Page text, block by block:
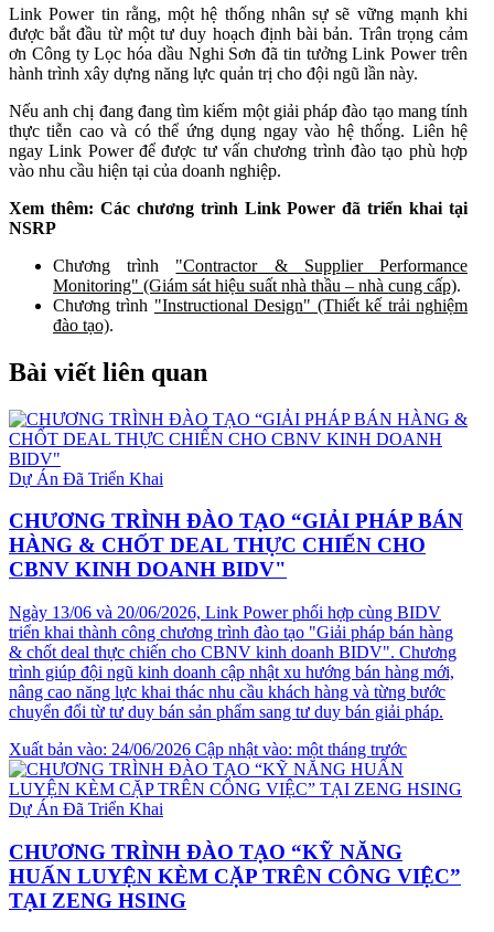
Link Power tin rằng, một hệ thống nhân sự sẽ vững mạnh khi
được bắt đầu từ một tư duy hoạch định bài bản. Trân trọng cảm
ơn Công ty Lọc hóa dầu Nghi Sơn đã tin tưởng Link Power trên
hành trình xây dựng năng lực quản trị cho đội ngũ lần này.
Nếu anh chị đang đang tìm kiếm một giải pháp đào tạo mang tính
thực tiễn cao và có thể ứng dụng ngay vào hệ thống. Liên hệ
ngay Link Power để được tư vấn chương trình đào tạo phù hợp
vào nhu cầu hiện tại của doanh nghiệp.
Xem thêm: Các chương trình Link Power đã triển khai tại
NSRP
Chương trình "Contractor & Supplier Performance
Monitoring" (Giám sát hiệu suất nhà thầu – nhà cung cấp).
Chương trình "Instructional Design" (Thiết kế trải nghiệm
đào tạo).
Bài viết liên quan
Dự Án Đã Triển Khai
CHƯƠNG TRÌNH ĐÀO TẠO “GIẢI PHÁP BÁN
HÀNG & CHỐT DEAL THỰC CHIẾN CHO
CBNV KINH DOANH BIDV"
Ngày 13/06 và 20/06/2026, Link Power phối hợp cùng BIDV
triển khai thành công chương trình đào tạo "Giải pháp bán hàng
& chốt deal thực chiến cho CBNV kinh doanh BIDV". Chương
trình giúp đội ngũ kinh doanh cập nhật xu hướng bán hàng mới,
nâng cao năng lực khai thác nhu cầu khách hàng và từng bước
chuyển đổi từ tư duy bán sản phẩm sang tư duy bán giải pháp.
Xuất bản vào: 24/06/2026 Cập nhật vào: một tháng trước
Dự Án Đã Triển Khai
CHƯƠNG TRÌNH ĐÀO TẠO “KỸ NĂNG
HUẤN LUYỆN KÈM CẶP TRÊN CÔNG VIỆC”
TẠI ZENG HSING